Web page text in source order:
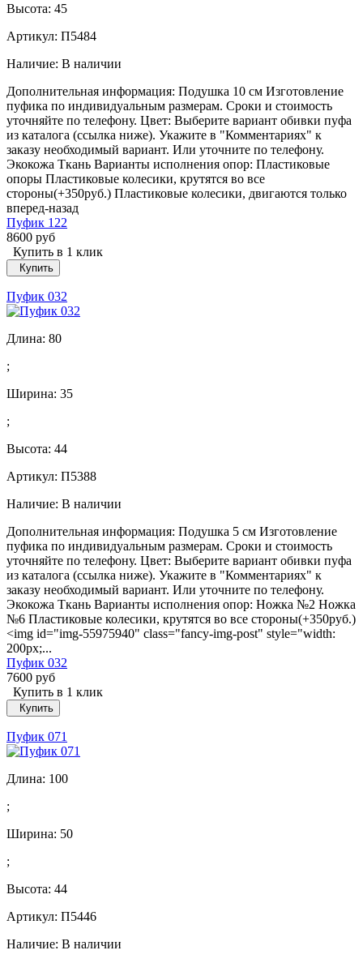
Высота: 45
Артикул: П5484
Наличие: В наличии
Дополнительная информация: Подушка 10 см Изготовление
пуфика по индивидуальным размерам. Сроки и стоимость
уточняйте по телефону. Цвет: Выберите вариант обивки пуфа
из каталога (ссылка ниже). Укажите в "Комментариях" к
заказу необходимый вариант. Или уточните по телефону.
Экокожа Ткань Варианты исполнения опор: Пластиковые
опоры Пластиковые колесики, крутятся во все
стороны(+350руб.) Пластиковые колесики, двигаются только
вперед-назад
Пуфик 122
8600 руб
Купить в 1 клик
Купить
Пуфик 032
Длина: 80
;
Ширина: 35
;
Высота: 44
Артикул: П5388
Наличие: В наличии
Дополнительная информация: Подушка 5 см Изготовление
пуфика по индивидуальным размерам. Сроки и стоимость
уточняйте по телефону. Цвет: Выберите вариант обивки пуфа
из каталога (ссылка ниже). Укажите в "Комментариях" к
заказу необходимый вариант. Или уточните по телефону.
Экокожа Ткань Варианты исполнения опор: Ножка №2 Ножка
№6 Пластиковые колесики, крутятся во все стороны(+350руб.)
<img id="img-55975940" class="fancy-img-post" style="width:
200px;...
Пуфик 032
7600 руб
Купить в 1 клик
Купить
Пуфик 071
Длина: 100
;
Ширина: 50
;
Высота: 44
Артикул: П5446
Наличие: В наличии